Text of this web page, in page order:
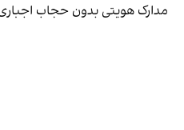
مدارک هویتی بدون حجاب